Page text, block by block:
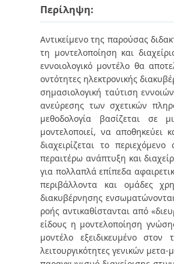
Περίληψη:
Αντικείμενο της παρούσας
τη μοντελοποίηση και
εννοιολογικό μοντέλο θα
οντότητες ηλεκτρονικής
σημασιολογική ταύτιση
ανεύρεσης των σχετικών
μεθοδολογία βασίζεται σε
μοντελοποιεί, να
διαχειρίζεται το
περαιτέρω ανάπτυξη και
για πολλαπλά επίπεδα
περιβάλλοντα και ομάδες
διακυβέρνησης
ροής αντικαθίστανται από
είδους η μοντελοποίηση
μοντέλο εξειδικευμένο
λειτουργικότητες γενικών